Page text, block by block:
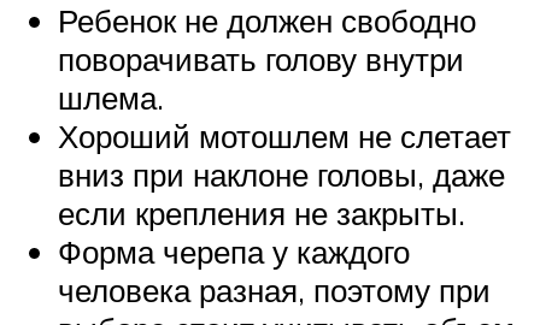
Ребенок не должен свободно
поворачивать голову внутри
шлема.
Хороший мотошлем не слетает
вниз при наклоне головы, даже
если крепления не закрыты.
Форма черепа у каждого
человека разная, поэтому при